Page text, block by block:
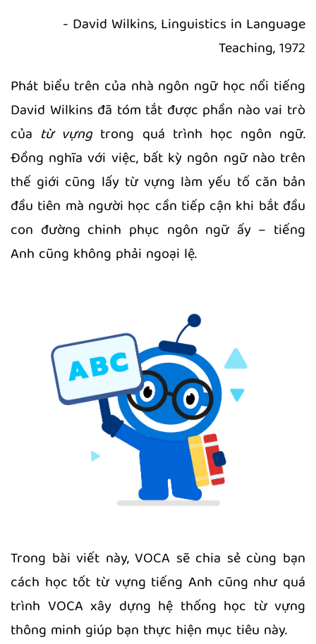
- David Wilkins, Linguistics in Language
Teaching, 1972
Phát biểu trên của nhà ngôn ngữ học nổi tiếng
David Wilkins đã tóm tắt được phần nào vai trò
của từ vựngtrong quá trình học ngôn ngữ.
Đồng nghĩa với việc, bất kỳ ngôn ngữ nào trên
thế giới cũng lấy từ vựng làm yếu tố căn bản
đầu tiên mà người học cần tiếp cận khi bắt đầu
con đường chinh phục ngôn ngữ ấy – tiếng
Anh cũng không phải ngoại lệ.
Trong bài viết này, VOCA sẽ chia sẻ cùng bạn
cách học tốt từ vựng tiếng Anh cũng như quá
trình VOCA xây dựng hệ thống học từ vựng
thông minh giúp bạn thực hiện mục tiêu này.